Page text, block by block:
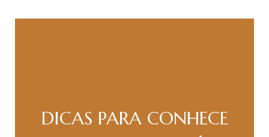
DICAS PARA CONHECE